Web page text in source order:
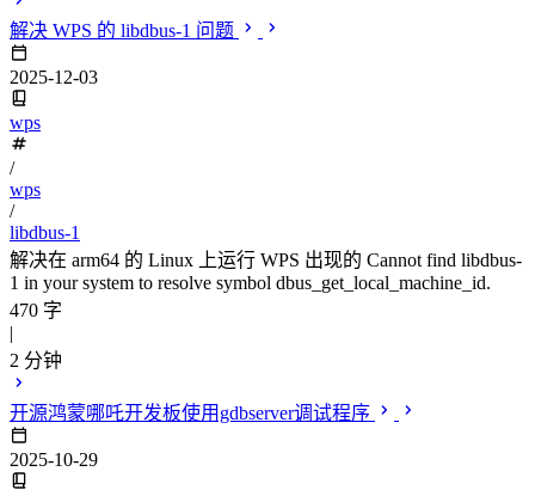
解决 WPS 的 libdbus-1 问题
2025-12-03
wps
/
wps
/
libdbus-1
解决在 arm64 的 Linux 上运行 WPS 出现的 Cannot find libdbus-
1 in your system to resolve symbol dbus_get_local_machine_id.
470 字
|
2 分钟
开源鸿蒙哪吒开发板使用gdbserver调试程序
2025-10-29